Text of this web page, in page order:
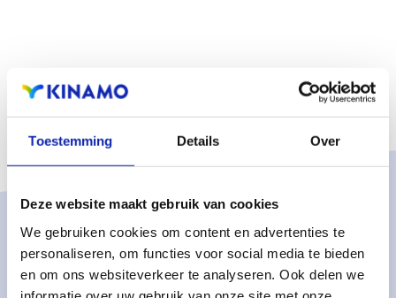
Toestemming Details Over
Deze website maakt gebruik van cookies
We gebruiken cookies om content en advertenties te
personaliseren, om functies voor social media te bieden
en om ons websiteverkeer te analyseren. Ook delen we
Solutions
Managed services